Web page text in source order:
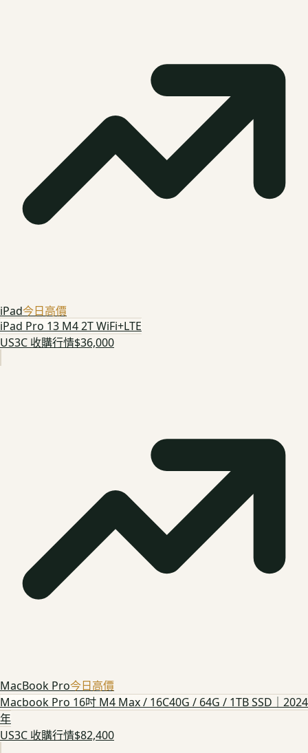
iPad今日高價
iPad Pro 13 M4 2T WiFi+LTE
US3C 收購行情$36,000
MacBook Pro今日高價
Macbook Pro 16吋 M4 Max / 16C40G / 64G / 1TB SSD｜2024
年
US3C 收購行情$82,400